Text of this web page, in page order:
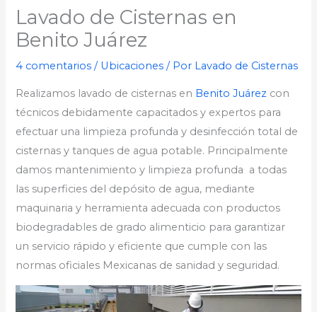
Lavado de Cisternas en
Benito Juárez
4 comentarios / Ubicaciones / Por Lavado de Cisternas
Realizamos lavado de cisternas en Benito Juárez con
técnicos debidamente capacitados y expertos para
efectuar una limpieza profunda y desinfección total de
cisternas y tanques de agua potable. Principalmente
damos mantenimiento y limpieza profunda a todas
las superficies del depósito de agua, mediante
maquinaria y herramienta adecuada con productos
biodegradables de grado alimenticio para garantizar
un servicio rápido y eficiente que cumple con las
normas oficiales Mexicanas de sanidad y seguridad.